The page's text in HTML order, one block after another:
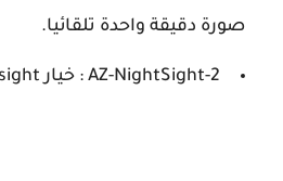
صورة دقيقة واحدة تلقائيا.
AZ-NightSight-2 : خيار Nightsight الثانوي.